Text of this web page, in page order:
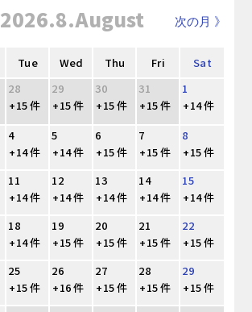
次の月 》
2026.8.August
Tue Wed Thu Fri
Sat
28 29 30 31
1
+15 件 +15 件 +15 件 +15 件
+14 件
4 5 6 7
8
+14 件 +14 件 +15 件 +15 件
+15 件
11 12 13 14
15
+14 件 +14 件 +14 件 +14 件
+14 件
18 19 20 21
22
+14 件 +15 件 +15 件 +15 件
+15 件
25 26 27 28
29
+15 件 +16 件 +15 件 +15 件
+15 件